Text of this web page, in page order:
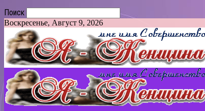
Поиск
Воскресенье, Август 9, 2026